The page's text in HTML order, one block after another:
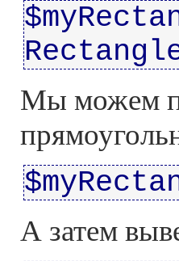
Мы можем
А затем